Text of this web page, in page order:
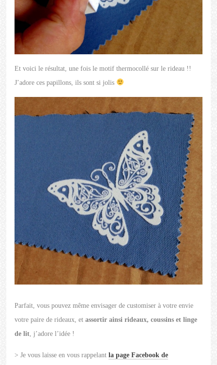
Et voici le résultat, une fois le motif thermocollé sur le rideau !!
J’adore ces papillons, ils sont si jolis
Parfait, vous pouvez même envisager de customiser à votre envie
votre paire de rideaux, etassortir ainsi rideaux, coussins et linge
de lit, j’adore l’idée !
> Je vous laisse en vous rappelantla page Facebook de